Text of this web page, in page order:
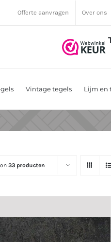
Offerte aanvragen Over ons
Vintage tegels Lijm en
33 producten